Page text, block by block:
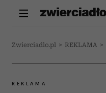
Zwierciadlo.pl > REKLAMA >
REKLAMA